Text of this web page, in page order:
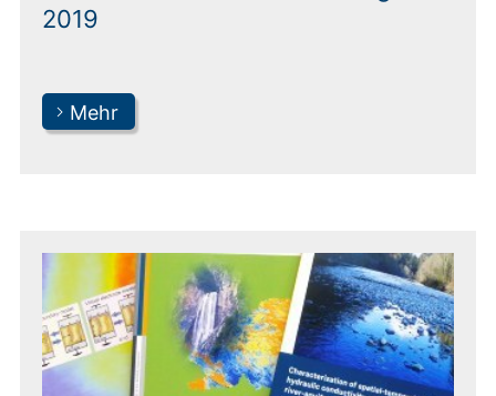
2019
Mehr